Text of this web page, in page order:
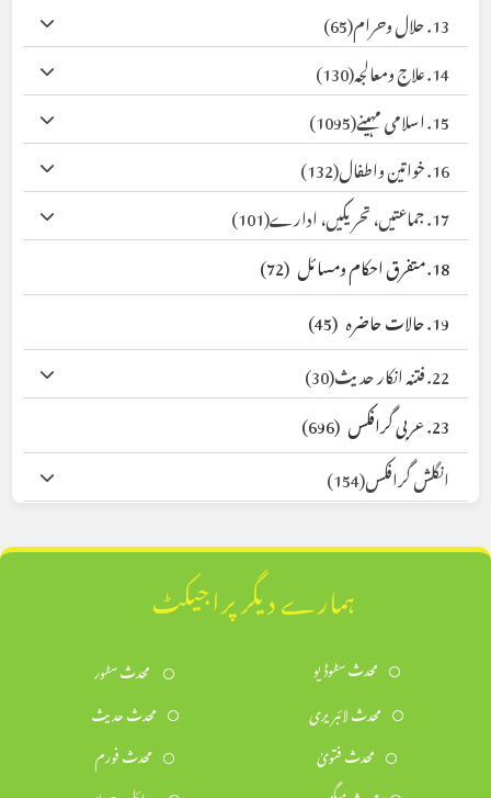
13. حلال وحرام
(65)
14. علاج ومعالجہ
(130)
15. اسلامی مہینے
(1095)
16. خواتین واطفال
(132)
17. جماعتیں، تحریکیں، ادارے
(101)
18. متفرق احکام ومسائل
(72)
19. حالات حاضرہ
(45)
22. فتنہ انکار حدیث
(30)
23. عربی گرافکس
(696)
انگلش گرافکس(154)
ہمارے دیگر پراجیکٹ
محدث سٹوڈیو
محدث سٹور
محدث لائبریری
محدث حدیث
محدث فتویٰ
محدث فورم